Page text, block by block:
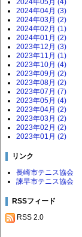
2024年05月 (4)
2024年04月 (3)
2024年03月 (2)
2024年02月 (1)
2024年01月 (2)
2023年12月 (3)
2023年11月 (1)
2023年10月 (4)
2023年09月 (2)
2023年08月 (2)
2023年07月 (7)
2023年05月 (4)
2023年04月 (2)
2023年03月 (2)
2023年02月 (2)
2023年01月 (2)
リンク
長崎市テニス協会
諫早市テニス協会
RSSフィード
RSS 2.0